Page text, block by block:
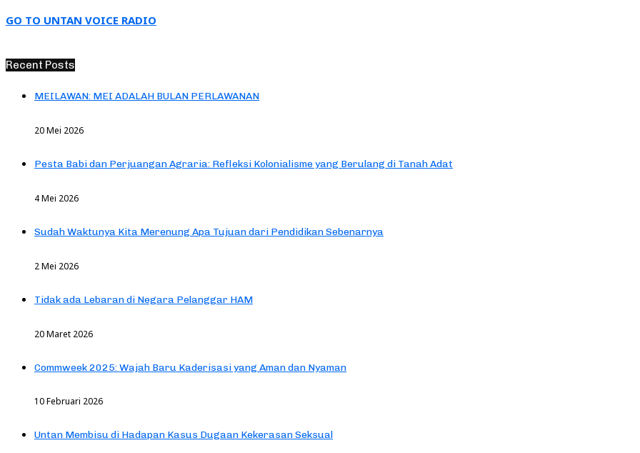
GO TO UNTAN VOICE RADIO
Recent Posts
MEILAWAN: MEI ADALAH BULAN PERLAWANAN
20 Mei 2026
Pesta Babi dan Perjuangan Agraria: Refleksi Kolonialisme yang Berulang di Tanah Adat
4 Mei 2026
Sudah Waktunya Kita Merenung Apa Tujuan dari Pendidikan Sebenarnya
2 Mei 2026
Tidak ada Lebaran di Negara Pelanggar HAM
20 Maret 2026
Commweek 2025: Wajah Baru Kaderisasi yang Aman dan Nyaman
10 Februari 2026
Untan Membisu di Hadapan Kasus Dugaan Kekerasan Seksual